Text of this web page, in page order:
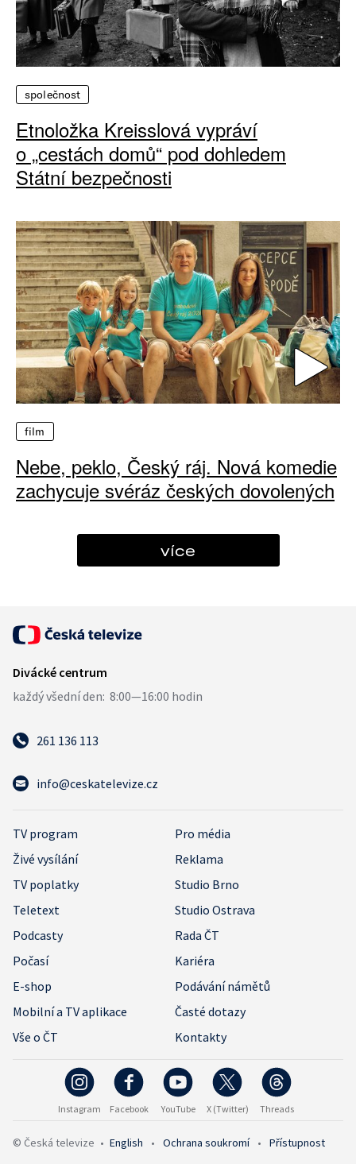
společnost
Etnoložka Kreisslová vypráví
o „cestách domů“ pod dohledem
Státní bezpečnosti
film
Nebe, peklo, Český ráj. Nová komedie
zachycuje svéráz českých dovolených
více
261 136 113
info@ceskatelevize.cz
TV program
Pro média
Živé vysílání
Reklama
TV poplatky
Studio Brno
Teletext
Studio Ostrava
Podcasty
Rada ČT
Počasí
Kariéra
E-shop
Podávání námětů
Mobilní a TV aplikace
Časté dotazy
Vše o ČT
Kontakty
Instagram Facebook YouTube X (Twitter) Threads
© Česká televize • English • Ochrana soukromí • Přístupnost